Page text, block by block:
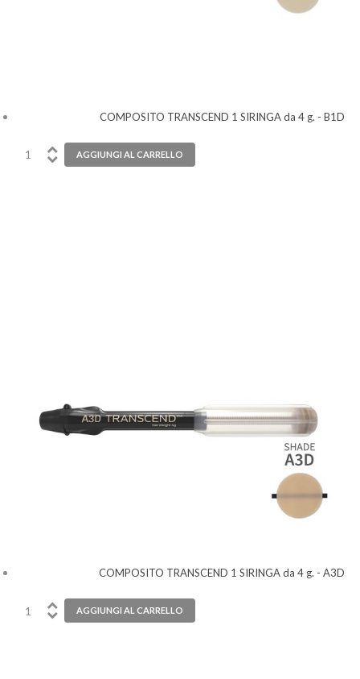
COMPOSITO TRANSCEND 1 SIRINGA da 4 g. - B1D
COMPOSITO TRANSCEND 1 SIRINGA da 4 g. - A3D